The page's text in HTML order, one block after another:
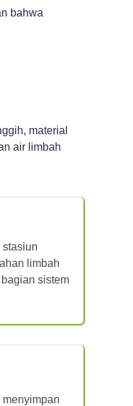
bahwa
material
air limbah
limbah
sistem